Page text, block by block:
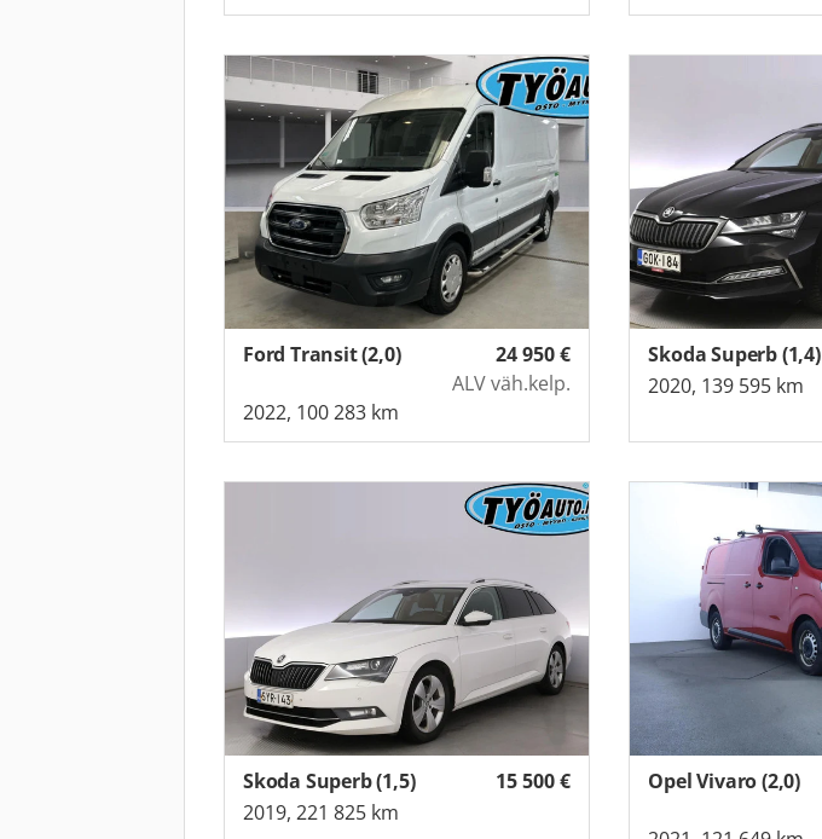
24 950€
ALV väh.kelp.
Ford Transit (2,0)
2022, 100 283 km
Skoda Superb (1,4)
2020, 139 595 km
15 500€
Skoda Superb (1,5)
2019, 221 825 km
Opel Vivaro (2,0)